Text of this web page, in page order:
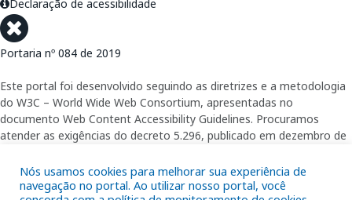
Nós usamos cookies para melhorar sua experiência de
navegação no portal. Ao utilizar nosso portal, você
Declaração de acessibilidade
Portaria nº 084 de 2019
Este portal foi desenvolvido seguindo as diretrizes e a metodologia
do W3C – World Wide Web Consortium, apresentadas no
documento Web Content Accessibility Guidelines. Procuramos
atender as exigências do decreto 5.296, publicado em dezembro de
eletrônicos da administração pública na rede mundial de
computadores para o uso das pessoas com necessidades especiais,